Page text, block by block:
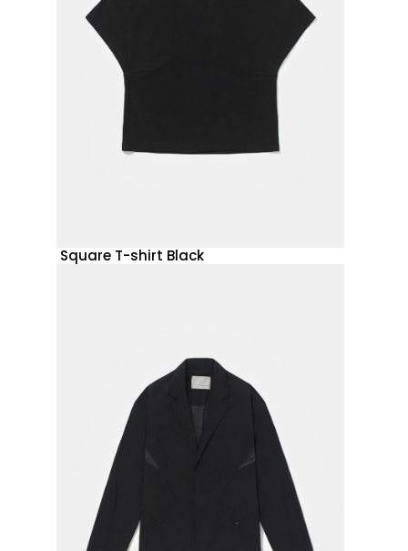
Square T-shirt Black